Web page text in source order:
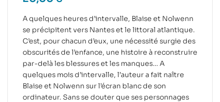
A quelques heures d’intervalle, Blaise et Nolwenn
se précipitent vers Nantes et le littoral atlantique.
C’est, pour chacun d’eux, une nécessité surgie des
obscurités de l’enfance, une histoire à reconstruire
par-delà les blessures et les manques… A
quelques mois d’intervalle, l’auteur a fait naître
Blaise et Nolwenn sur l’écran blanc de son
ordinateur. Sans se douter que ses personnages